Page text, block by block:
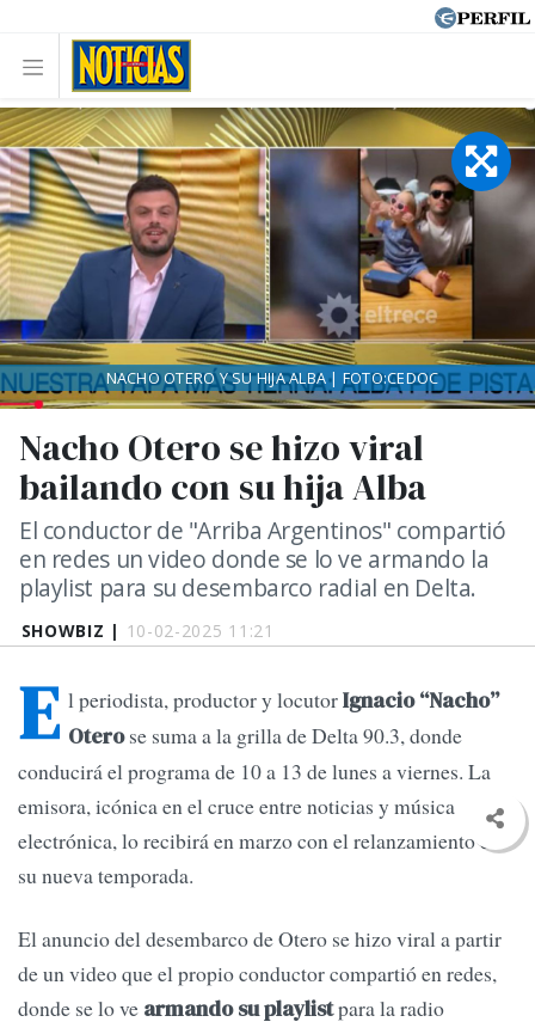
SHOWBIZ | 10-02-2025 11:21
Nacho Otero se hizo viral
bailando con su hija Alba
El conductor de "Arriba Argentinos" compartió
en redes un video donde se lo ve armando la
playlist para su desembarco radial en Delta.
NACHO OTERO Y SU HIJA ALBA | FOTO:CEDOC
E l periodista, productor y locutorIgnacio “Nacho”
Oterose suma a la grilla de Delta 90.3, donde
conducirá el programa de 10 a 13 de lunes a viernes. La
emisora, icónica en el cruce entre noticias y música
electrónica, lo recibirá en marzo con el relanzamiento de
su nueva temporada.
El anuncio del desembarco de Otero se hizo viral a partir
de un video que el propio conductor compartió en redes,
donde se lo ve armando su playlistpara la radio